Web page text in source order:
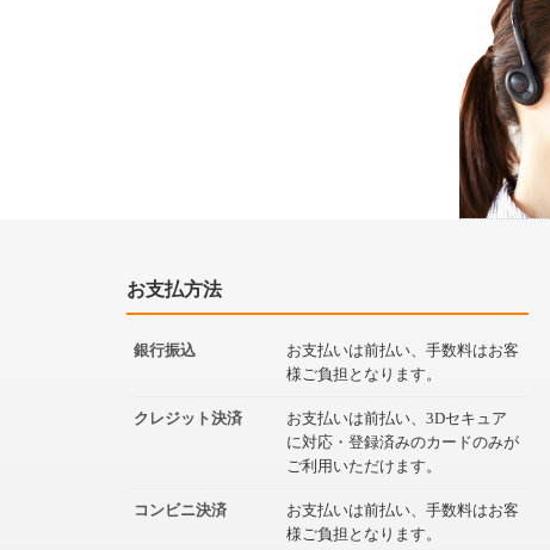
お支払方法
銀行振込
お支払いは前払い、手数料はお客
様ご負担となります。
クレジット決済
お支払いは前払い、3Dセキュア
に対応・登録済みのカードのみが
ご利用いただけます。
コンビニ決済
お支払いは前払い、手数料はお客
様ご負担となります。